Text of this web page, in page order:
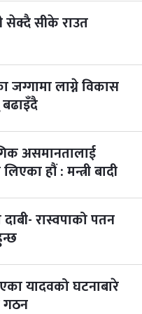
सेक्दै सीके राउत
जग्गामा लाग्ने विकास
असमानतालाई
हौं : मन्त्री बादी
रास्वपाको पतन
यादवको घटनाबारे
गठन